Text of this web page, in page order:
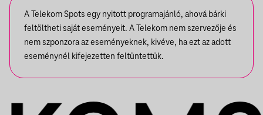
A Telekom Spots egy nyitott programajánló, ahová bárki
feltöltheti saját eseményeit. A Telekom nem szervezője és
nem szponzora az eseményeknek, kivéve, ha ezt az adott
eseménynél kifejezetten feltüntettük.